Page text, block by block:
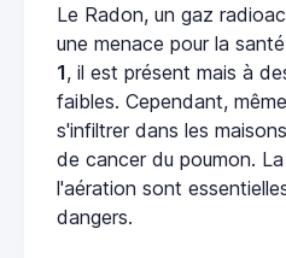
Le Radon, un gaz
une menace pour la
1, il est présent mais à
faibles. Cependant,
s'infiltrer dans les
de cancer du poumon.
l'aération sont
dangers.